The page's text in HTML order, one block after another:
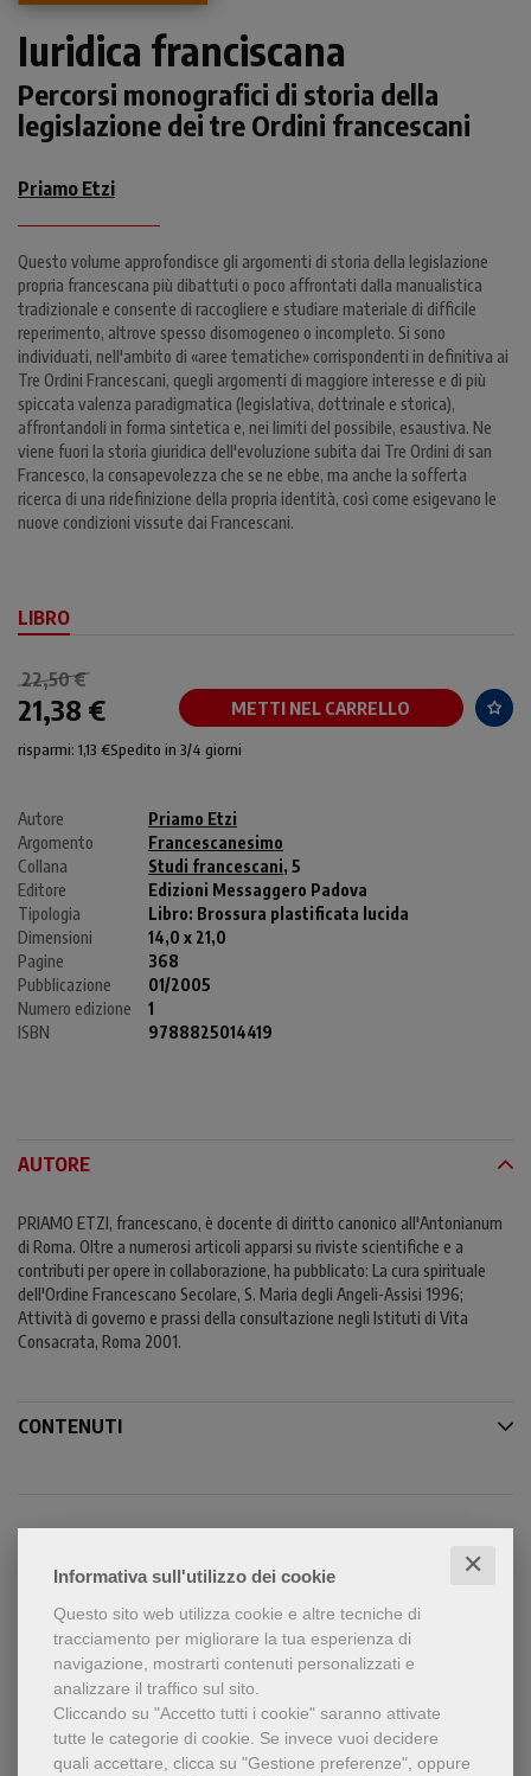
Informativa sull'utilizzo dei cookie ✕
Questo sito web utilizza cookie e altre tecniche di
tracciamento per migliorare la tua esperienza di
navigazione, mostrarti contenuti personalizzati e
analizzare il traffico sul sito.
Cliccando su "Accetto tutti i cookie" saranno attivate
tutte le categorie di cookie. Se invece vuoi decidere
quali accettare, clicca su "Gestione preferenze", oppure
Iuridica franciscana
Percorsi monografici di storia della
legislazione dei tre Ordini francescani
Priamo Etzi
Questo volume approfondisce gli argomenti di storia della legislazione
propria francescana più dibattuti o poco affrontati dalla manualistica
tradizionale e consente di raccogliere e studiare materiale di difficile
reperimento, altrove spesso disomogeneo o incompleto. Si sono
individuati, nell'ambito di «aree tematiche» corrispondenti in definitiva ai
Tre Ordini Francescani, quegli argomenti di maggiore interesse e di più
spiccata valenza paradigmatica (legislativa, dottrinale e storica),
affrontandoli in forma sintetica e, nei limiti del possibile, esaustiva. Ne
viene fuori la storia giuridica dell'evoluzione subita dai Tre Ordini di san
Francesco, la consapevolezza che se ne ebbe, ma anche la sofferta
ricerca di una ridefinizione della propria identità, così come esigevano le
nuove condizioni vissute dai Francescani.
LIBRO
22,50 €
21,38 € METTI NEL CARRELLO
risparmi: 1,13 €Spedito in 3/4 giorni
Autore
Priamo Etzi
Argomento
Francescanesimo
Collana
Studi francescani, 5
Editore
Edizioni Messaggero Padova
Tipologia
Libro: Brossura plastificata lucida
Dimensioni
14,0 x 21,0
Pagine
368
Pubblicazione
01/2005
Numero edizione
1
ISBN
9788825014419
AUTORE
PRIAMO ETZI, francescano, è docente di diritto canonico all'Antonianum
di Roma. Oltre a numerosi articoli apparsi su riviste scientifiche e a
contributi per opere in collaborazione, ha pubblicato: La cura spirituale
dell'Ordine Francescano Secolare, S. Maria degli Angeli-Assisi 1996;
Attività di governo e prassi della consultazione negli Istituti di Vita
Consacrata, Roma 2001.
CONTENUTI
Condividi